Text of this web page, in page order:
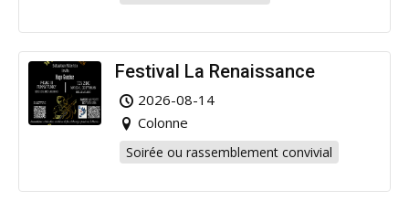
Festival La Renaissance
2026-08-14
Colonne
Soirée ou rassemblement convivial